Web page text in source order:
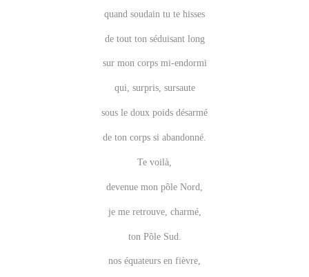
quand soudain tu te hisses
de tout ton séduisant long
sur mon corps mi-endormi
qui, surpris, sursaute
sous le doux poids désarmé
de ton corps si abandonné.
Te voilà,
devenue mon pôle Nord,
je me retrouve, charmé,
ton Pôle Sud.
nos équateurs en fièvre,